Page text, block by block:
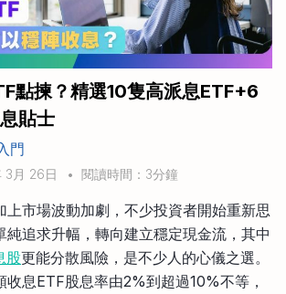
戶口
理所有強積金戶口
數/私人貸款
x Planto推廣優惠
年息比較
(美股)
美股投資戶口
(港股)
港股投資戶口
貨幣
Crypto交易所
計劃
月供計劃戶口
利率
最優惠信用卡
點揀？精選10隻高派息ETF+6
貼士
門
3月 26日 • 閱讀時間：3分鐘
上市場波動加劇，不少投資者開始重新思
純追求升幅，轉向建立穩定現金流，其中
股更能分散風險，是不少人的心儀之選。
收息ETF股息率由2%到超過10%不等，